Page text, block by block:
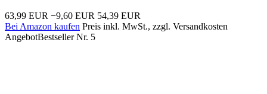
63,99 EUR −9,60 EUR 54,39 EUR
Bei Amazon kaufen Preis inkl. MwSt., zzgl. Versandkosten
AngebotBestseller Nr. 5